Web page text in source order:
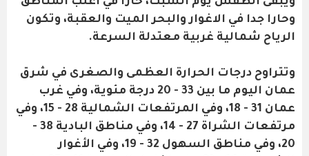
وحارا جدا في الاغوار والبحر الميت والعقبة، وتكون
الرياح شمالية غربية معتدلة السرعة.
وتتراوح درجات الحرارة العظمى والصغرى في شرق
عمان اليوم ما بين 33 - 20 درجة مئوية، وفي غرب
عمان 31 - 18، وفي المرتفعات الشمالية 28 - 15، وفي
مرتفعات الشراة 27 - 14، وفي مناطق البادية 38 -
20، وفي مناطق السهول 32 - 19، وفي الأغوار